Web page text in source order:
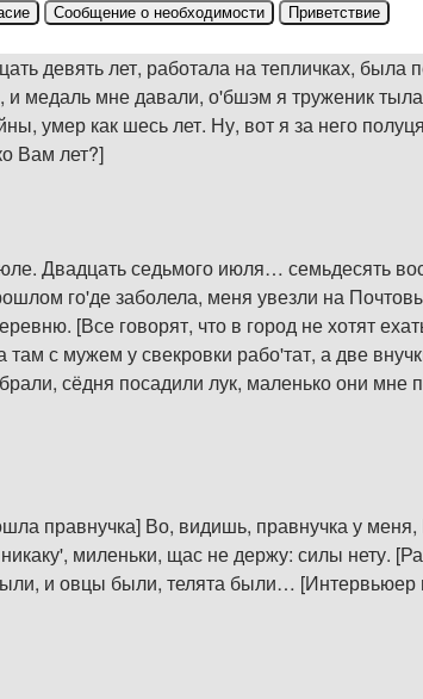
Сообщение о необходимости Приветствие
девять лет, работала на тепличках,
медаль мне давали, о'бшэм я труженик
умер как шесь лет. Ну, вот я за него
Вам лет?]
Двадцать седьмого июля… семьдесять
го'де заболела, меня увезли на
[Все говорят, что в город не хотят
там с мужем у свекровки рабо'тат, а две
сёдня посадили лук, маленько они мне
правнучка] Во, видишь, правнучка у
миленьки, щас не держу: силы
и овцы были, телята были… [Интервьюер